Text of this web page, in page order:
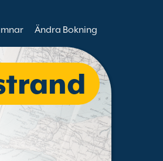
Ändra Bokning